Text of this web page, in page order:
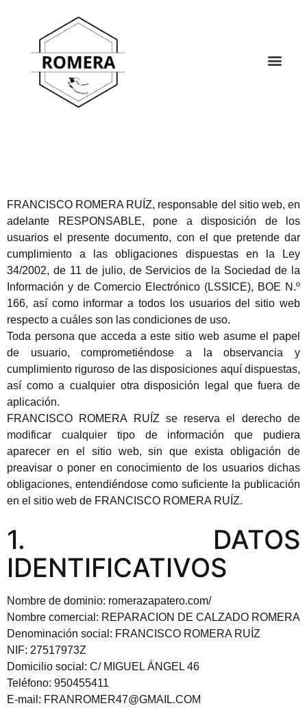
FRANCISCO ROMERA RUÍZ, responsable del sitio web, en
adelante RESPONSABLE, pone a disposición de los
usuarios el presente documento, con el que pretende dar
cumplimiento a las obligaciones dispuestas en la Ley
34/2002, de 11 de julio, de Servicios de la Sociedad de la
Información y de Comercio Electrónico (LSSICE), BOE N.º
166, así como informar a todos los usuarios del sitio web
respecto a cuáles son las condiciones de uso.
Toda persona que acceda a este sitio web asume el papel
de usuario, comprometiéndose a la observancia y
cumplimiento riguroso de las disposiciones aquí dispuestas,
así como a cualquier otra disposición legal que fuera de
aplicación.
FRANCISCO ROMERA RUÍZ se reserva el derecho de
modificar cualquier tipo de información que pudiera
aparecer en el sitio web, sin que exista obligación de
preavisar o poner en conocimiento de los usuarios dichas
obligaciones, entendiéndose como suficiente la publicación
en el sitio web de FRANCISCO ROMERA RUÍZ.
1. DATOS
IDENTIFICATIVOS
Nombre de dominio: romerazapatero.com/
Nombre comercial: REPARACION DE CALZADO ROMERA
Denominación social: FRANCISCO ROMERA RUÍZ
NIF: 27517973Z
Domicilio social: C/ MIGUEL ÁNGEL 46
Teléfono: 950455411
E-mail: FRANROMER47@GMAIL.COM